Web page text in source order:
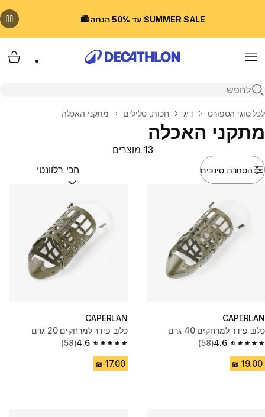
SUMMER SALE עד 50% הנחה 🛍️
Menu
פתיחת חיפוש
בית
לכל סוגי הספורט דיג חכות, סלילים מתקני האכלה
מתקני האכלה
הסתרת סינונים
13 מוצרים
מיין לפי:(optional)
CAPERLAN
כלוב פידר למרחקים 40 גרם
4.6
4.6 out of 5 stars from 58 reviews
(58)
CAPERLAN
כלוב פידר למרחקים 20 גרם
4.6
4.6 out of 5 stars from 58 reviews
(58)